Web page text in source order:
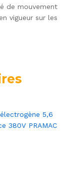
de mouvement
vigueur sur les